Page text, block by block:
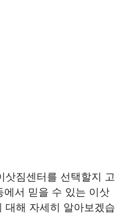
삿짐센터를 선택할지 고
에서 믿을 수 있는 이삿
대해 자세히 알아보겠습